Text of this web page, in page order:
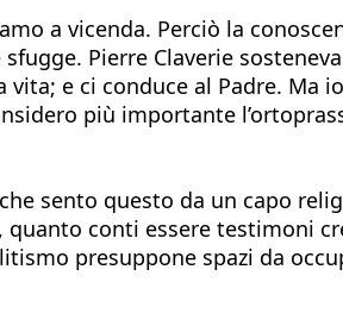
a vicenda. Perciò la
Pierre Claverie
e ci conduce al Padre. Ma
più importante
sento questo da un capo
conti essere testimoni
presuppone spazi da